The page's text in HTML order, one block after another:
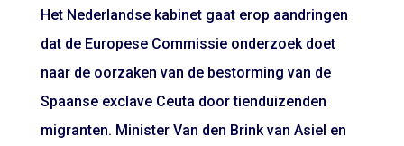
Het Nederlandse kabinet gaat erop aandringen
dat de Europese Commissie onderzoek doet
naar de oorzaken van de bestorming van de
Spaanse exclave Ceuta door tienduizenden
migranten. Minister Van den Brink van Asiel en